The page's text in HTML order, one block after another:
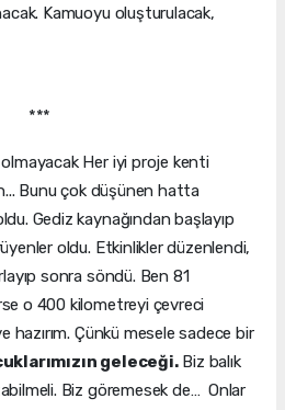
Kamuoyu oluşturulacak,
***
Her iyi proje kenti
Bunu çok düşünen hatta
Gediz kaynağından başlayıp
oldu. Etkinlikler düzenlendi,
sonra söndü. Ben 81
o 400 kilometreyi çevreci
Çünkü mesele sadece bir
geleceği.Biz balık
Biz göremesek de… Onlar